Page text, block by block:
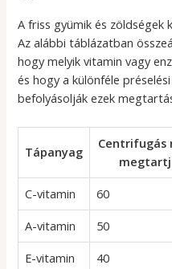
A friss gyümik és zöldségek
Az alábbi táblázatban
hogy melyik vitamin vagy
és hogy a különféle
befolyásolják ezek
Tápanyag
Centrifugás
C-vitamin
60
A-vitamin
50
E-vitamin
40